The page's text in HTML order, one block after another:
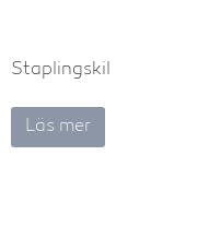
Staplingskil
Läs mer